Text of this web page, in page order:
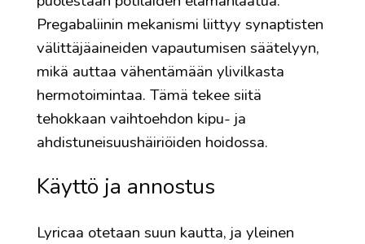
Pregabaliinin mekanismi liittyy synaptisten
välittäjäaineiden vapautumisen säätelyyn,
mikä auttaa vähentämään ylivilkasta
hermotoimintaa. Tämä tekee siitä
tehokkaan vaihtoehdon kipu- ja
ahdistuneisuushäiriöiden hoidossa.
Käyttö ja annostus
Lyricaa otetaan suun kautta, ja yleinen